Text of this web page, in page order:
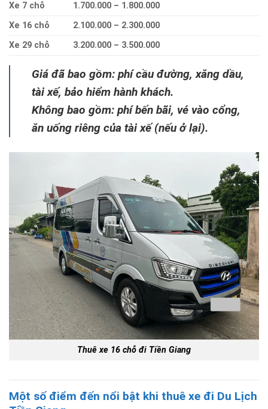
Xe 7 chỗ
1.700.000 – 1.800.000
Xe 16 chỗ
2.100.000 – 2.300.000
Xe 29 chỗ
3.200.000 – 3.500.000
Giá đã bao gồm: phí cầu đường, xăng dầu,
tài xế, bảo hiểm hành khách.
Không bao gồm: phí bến bãi, vé vào cổng,
ăn uống riêng của tài xế (nếu ở lại).
Thuê xe 16 chỗ đi Tiền Giang
Một số điểm đến nổi bật khi thuê xe đi Du Lịch